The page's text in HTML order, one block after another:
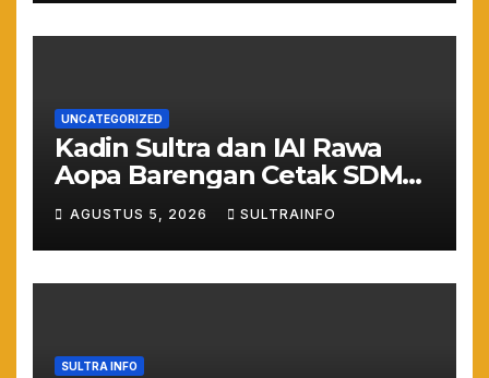
UNCATEGORIZED
Kadin Sultra dan IAI Rawa
Aopa Barengan Cetak SDM
Siap Kerja dan Wirausaha
Muda
AGUSTUS 5, 2026 SULTRAINFO
SULTRA INFO